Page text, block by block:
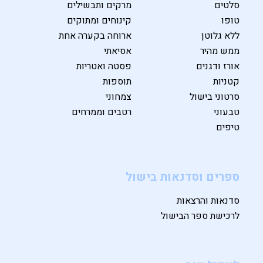
סלטים
מרקים ותבשילים
טופו
קינוחים ומתוקים
ללא גלוטן
ארוחה בקערה אחת
ממש מהיר
אסיאתי
אורז ודגנים
פסטה ואטריות
קטניות
תוספות
סרטוני בישול
צמחוני
טבעוני
רטבים וממרחים
טיפים
ספרים וסדנאות בישול
סדנאות והרצאות
לרכישת ספר הבישול